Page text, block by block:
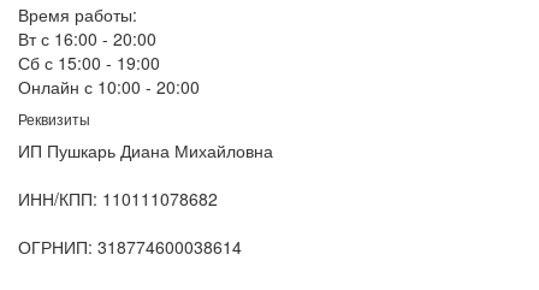
Время работы:
Вт с 16:00 - 20:00
Сб с 15:00 - 19:00
Онлайн с 10:00 - 20:00
Реквизиты
ИП Пушкарь Диана Михайловна
ИНН/КПП: 110111078682
ОГРНИП: 318774600038614